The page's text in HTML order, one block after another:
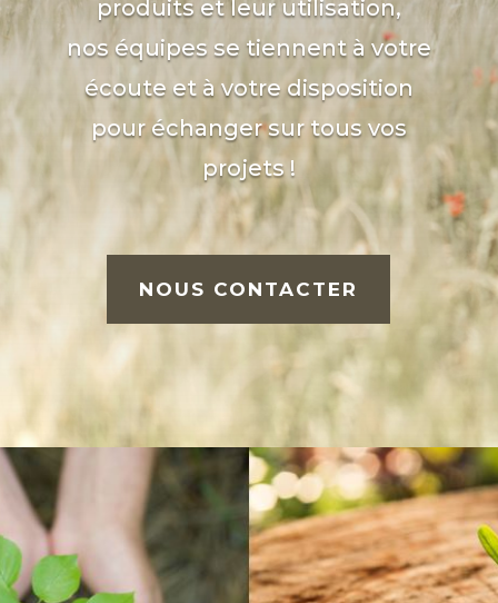
produits et leur utilisation,
nos équipes se tiennent à votre
écoute et à votre disposition
pour échanger sur tous vos
projets !
NOUS CONTACTER